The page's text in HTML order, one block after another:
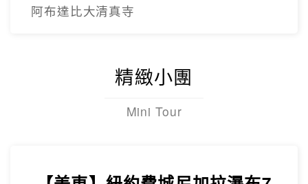
2人成團
入住八星阿酋皇宮、七星帆船飯店、六星
亞特蘭提斯、五星亞曼尼，享用奢華自助